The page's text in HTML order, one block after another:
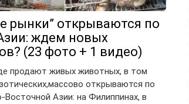
рынки” открываются по
ждем новых
(23 фото + 1 видео)
продают живых животных, в том
открываются по
Восточной Азии: на Филиппинах, в